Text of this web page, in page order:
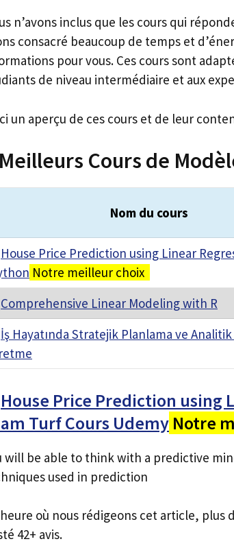
n’avons inclus que les cours qui
consacré beaucoup de temps et
pour vous. Ces cours sont
de niveau intermédiaire et aux
un aperçu de ces cours et de leur
Cours de
Nom du cours
House Price Prediction using Linear
Notre meilleur choix
Comprehensive Linear Modeling with R
İş Hayatında Stratejik Planlama ve
House Price Prediction using
Turf Cours Udemy Notre
will be able to think with a predictive
used in prediction
où nous rédigeons cet article, plus
42+ avis.